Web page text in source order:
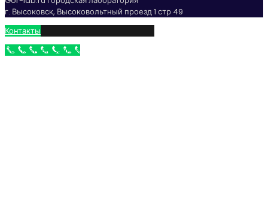
г. Высоковск, Высоковольтный проезд 1 стр 49
Контакты
Бесплатный звонок